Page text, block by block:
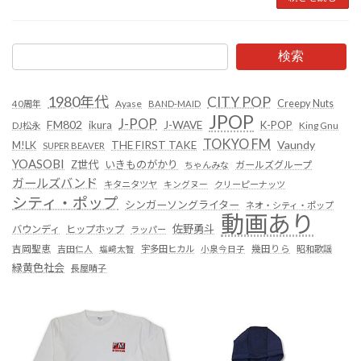
検索
40周年 1980年代 Ayase BAND-MAID CITY POP Creepy Nuts
DJ松永 FM802 ikura J-POP J-WAVE JPOP K-POP
King Gnu
M!LK
SUPER BEAVER THE FIRST TAKE TOKYO FM Vaundy
YOASOBI Z世代 いきものがかり ちゃんみな ガールズグループ
ガールズバンド キタニタツヤ キングヌー クリーピーナッツ
シティ・ポップ シンガーソングライター ネオ・シティ・ポップ
バウンディ ヒップホップ ラッパー 佐野勇斗 動画あり
吉岡聖恵 吉田仁人 塩﨑太智 宇多田ヒカル 小泉今日子 幾田りら 昭和歌謡
緑黄色社会 長屋晴子